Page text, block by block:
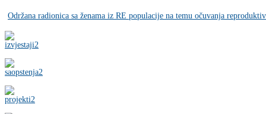
Održana radionica sa ženama iz RE populacije na temu očuvanja